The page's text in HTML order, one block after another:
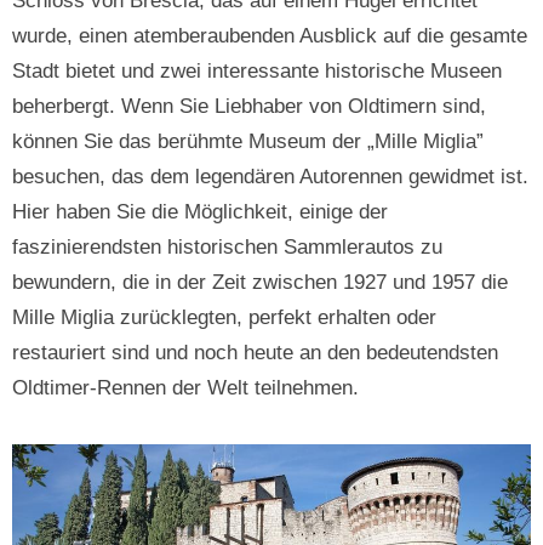
wurde, einen atemberaubenden Ausblick auf die gesamte
Stadt bietet und zwei interessante historische Museen
beherbergt. Wenn Sie Liebhaber von Oldtimern sind,
können Sie das berühmte Museum der „Mille Miglia”
besuchen, das dem legendären Autorennen gewidmet ist.
Hier haben Sie die Möglichkeit, einige der
faszinierendsten historischen Sammlerautos zu
bewundern, die in der Zeit zwischen 1927 und 1957 die
Mille Miglia zurücklegten, perfekt erhalten oder
restauriert sind und noch heute an den bedeutendsten
Oldtimer-Rennen der Welt teilnehmen.